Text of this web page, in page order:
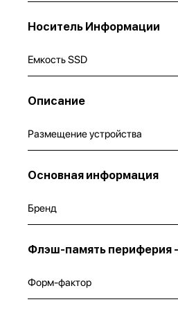
Носитель Информации
Емкость SSD
Описание
Размещение устройства
Основная информация
Бренд
Флэш-память периферия
Форм-фактор